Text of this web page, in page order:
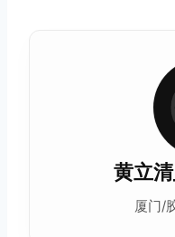
黄立
厦门/